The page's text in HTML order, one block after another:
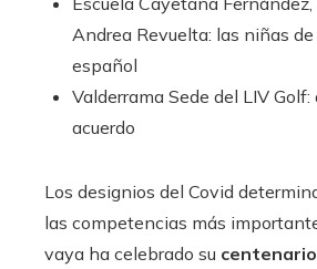
Andrea Revuelta: las niñas
español
Valderrama Sede del LIV Golf:
acuerdo
Los designios del Covid
las competencias más
vaya ha celebrado su centenario